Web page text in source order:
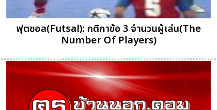
ฟุตซอล(Futsal): กติกาข้อ 3 จำนวนผู้เล่น(The
Number Of Players)